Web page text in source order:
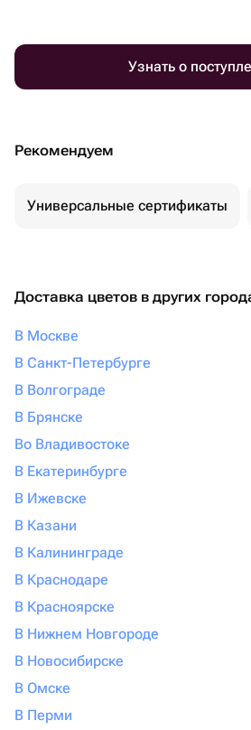
Узнать о
Рекомендуем
Универсальные сертификаты
Доставка цветов в других
В Москве
В Санкт-Петербурге
В Волгограде
В Брянске
Во Владивостоке
В Екатеринбурге
В Ижевске
В Казани
В Калининграде
В Краснодаре
В Красноярске
В Нижнем Новгороде
В Новосибирске
В Омске
В Перми